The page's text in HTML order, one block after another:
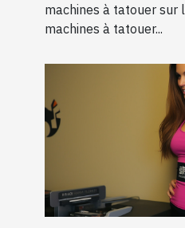
machines à tatouer sur
machines à tatouer...